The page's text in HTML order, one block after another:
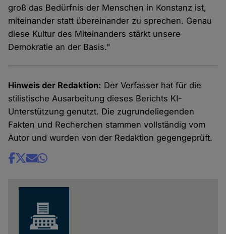
groß das Bedürfnis der Menschen in Konstanz ist,
miteinander statt übereinander zu sprechen. Genau
diese Kultur des Miteinanders stärkt unsere
Demokratie an der Basis."
Hinweis der Redaktion: Der Verfasser hat für die
stilistische Ausarbeitung dieses Berichts KI-
Unterstützung genutzt. Die zugrundeliegenden
Fakten und Recherchen stammen vollständig vom
Autor und wurden von der Redaktion gegengeprüft.
Share